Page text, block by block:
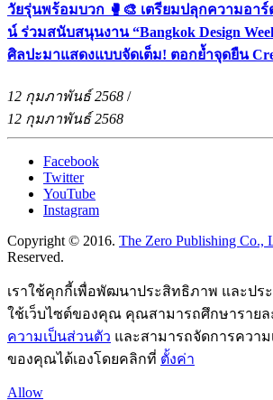
วัยรุ่นพร้อมบวก 🥊🎨 เตรียมปลุกความอา
น์ ร่วมสนับสนุนงาน “Bangkok Design
ศิลปะมาแสดงแบบจัดเต็ม! ตอกย้ำจุดยืน
12 กุมภาพันธ์ 2568 /
12 กุมภาพันธ์ 2568
Facebook
Twitter
YouTube
Instagram
Copyright © 2016. The Zero Publishing Co.,
Reserved.
เราใช้คุกกี้เพื่อพัฒนาประสิทธิภาพ และปร
ใช้เว็บไซต์ของคุณ คุณสามารถศึกษารายล
ความเป็นส่วนตัว และสามารถจัดการความ
ของคุณได้เองโดยคลิกที่ ตั้งค่า
Allow